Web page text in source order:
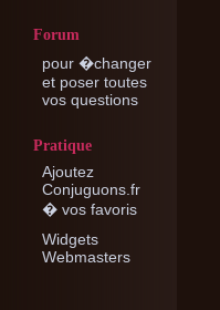
Forum
pour �changer
et poser toutes
vos questions
Pratique
Ajoutez
Conjuguons.fr
� vos favoris
Widgets
Webmasters